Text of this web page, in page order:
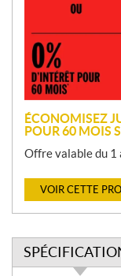
o
n
ÉCONOMISEZ
POUR 60 MOIS
Offre valable du 1
VOIR CETTE